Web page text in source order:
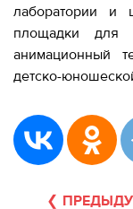
лаборатории и
площадки для
анимационный
детско-